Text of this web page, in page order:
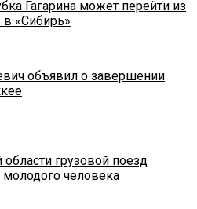
Гагарина может перейти из
«Сибирь»
объявил о завершении
области грузовой поезд
молодого человека